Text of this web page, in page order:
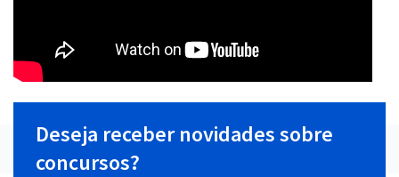
Deseja receber novidades sobre
concursos?